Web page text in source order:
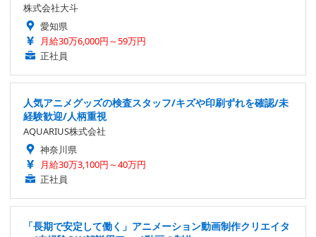
株式会社大斗
愛知県
月給30万6,000円～59万円
正社員
人気アニメグッズの検査スタッフ/キズや印刷ずれを確認/未
経験歓迎/人柄重視
AQUARIUS株式会社
神奈川県
月給30万3,100円～40万円
正社員
「長期で安定して働く」アニメーション動画制作クリエイタ